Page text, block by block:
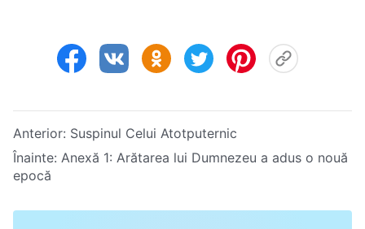
Anterior: Suspinul Celui Atotputernic
Înainte: Anexă 1: Arătarea lui Dumnezeu a adus o nouă
epocă